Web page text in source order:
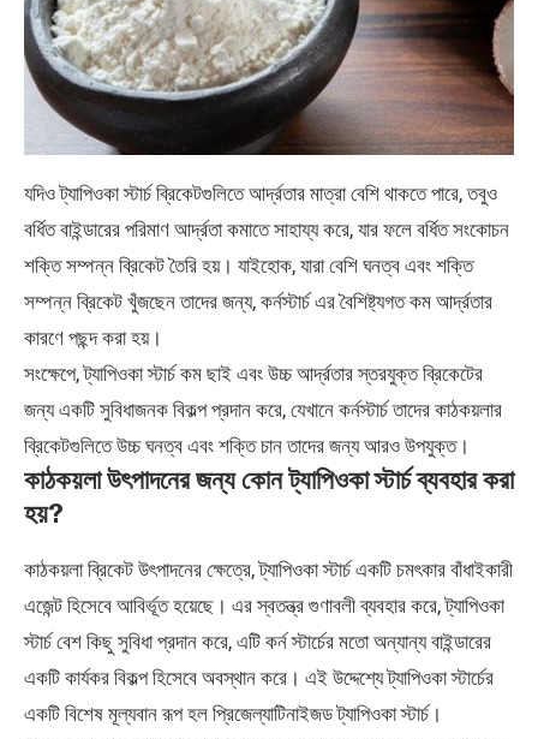
যদিও ট্যাপিওকা স্টার্চ ব্রিকেটগুলিতে আর্দ্রতার মাত্রা বেশি থাকতে পারে, তবুও
বর্ধিত বাইন্ডারের পরিমাণ আর্দ্রতা কমাতে সাহায্য করে, যার ফলে বর্ধিত সংকোচন
শক্তি সম্পন্ন ব্রিকেট তৈরি হয়। যাইহোক, যারা বেশি ঘনত্ব এবং শক্তি
সম্পন্ন ব্রিকেট খুঁজছেন তাদের জন্য, কর্নস্টার্চ এর বৈশিষ্ট্যগত কম আর্দ্রতার
কারণে পছন্দ করা হয়।
সংক্ষেপে, ট্যাপিওকা স্টার্চ কম ছাই এবং উচ্চ আর্দ্রতার স্তরযুক্ত ব্রিকেটের
জন্য একটি সুবিধাজনক বিকল্প প্রদান করে, যেখানে কর্নস্টার্চ তাদের কাঠকয়লার
ব্রিকেটগুলিতে উচ্চ ঘনত্ব এবং শক্তি চান তাদের জন্য আরও উপযুক্ত।
কাঠকয়লা উৎপাদনের জন্য কোন ট্যাপিওকা স্টার্চ ব্যবহার করা
হয়?
কাঠকয়লা ব্রিকেট উৎপাদনের ক্ষেত্রে, ট্যাপিওকা স্টার্চ একটি চমৎকার বাঁধাইকারী
এজেন্ট হিসেবে আবির্ভূত হয়েছে। এর স্বতন্ত্র গুণাবলী ব্যবহার করে, ট্যাপিওকা
স্টার্চ বেশ কিছু সুবিধা প্রদান করে, এটি কর্ন স্টার্চের মতো অন্যান্য বাইন্ডারের
একটি কার্যকর বিকল্প হিসেবে অবস্থান করে। এই উদ্দেশ্যে ট্যাপিওকা স্টার্চের
একটি বিশেষ মূল্যবান রূপ হল প্রিজেল্যাটিনাইজড ট্যাপিওকা স্টার্চ।